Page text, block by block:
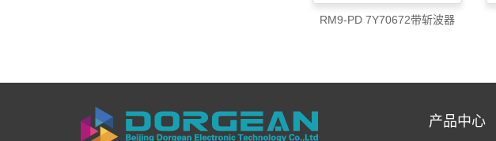
RM9-PD 7Y70672带斩波器
产品中心